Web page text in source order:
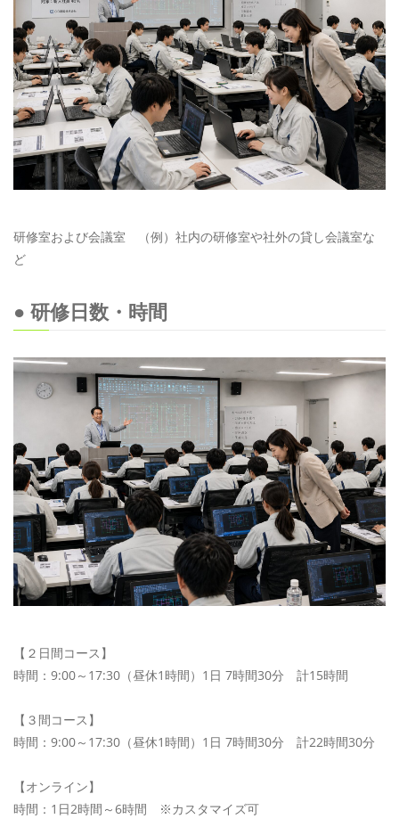
研修室および会議室 （例）社内の研修室や社外の貸し会議室な
ど
● 研修日数・時間
【２日間コース】
時間：9:00～17:30（昼休1時間）1日 7時間30分 計15時間
【３間コース】
時間：9:00～17:30（昼休1時間）1日 7時間30分 計22時間30分
【オンライン】
時間：1日2時間～6時間 ※カスタマイズ可